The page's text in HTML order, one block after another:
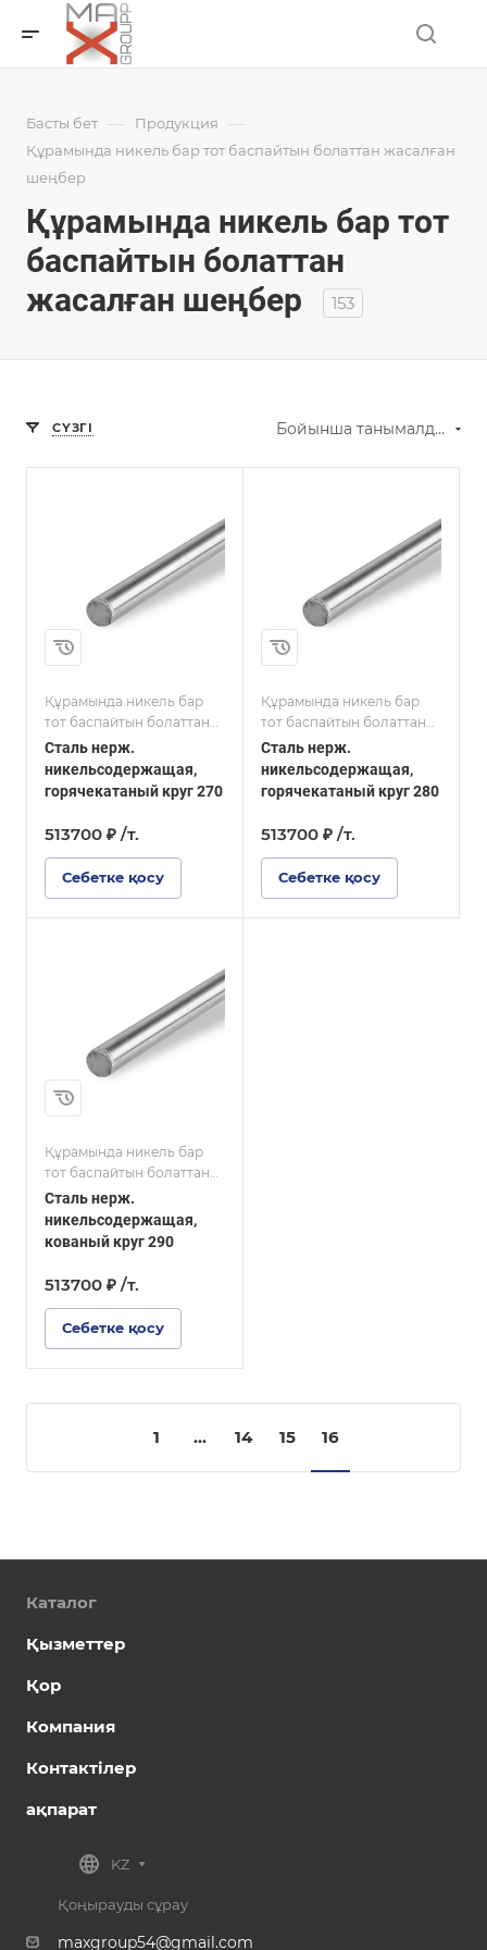
Басты бет — Продукция —
Құрамында никель бар тот баспайтын болаттан жасалған
шеңбер
Құрамында никель бар тот
баспайтын болаттан
жасалған шеңбер
153
СҮЗГІ Бойынша танымалдық (ұлғайту)
Құрамында никель бар
тот баспайтын болаттан
жасалған шеңбер
Сталь нерж.
никельсодержащая,
горячекатаный круг 270
513700 ₽ /т.
Себетке қосу
ұзындығы
2000-6000
Құрамында никель бар
тот баспайтын болаттан
жасалған шеңбер
Сталь нерж.
никельсодержащая,
горячекатаный круг 280
513700 ₽ /т.
Себетке қосу
Құрамында никель бар
тот баспайтын болаттан
жасалған шеңбер
Сталь нерж.
никельсодержащая,
кованый круг 290
513700 ₽ /т.
Себетке қосу
1 ... 14 15 16
Каталог
Қызметтер
Қор
Компания
Контактілер
ақпарат
KZ
Қоңырауды сұрау
maxgroup54@gmail.com